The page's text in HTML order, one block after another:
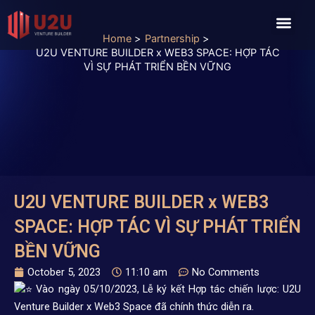
Skip
content
Home
Partnership
U2U VENTURE BUILDER x WEB3 SPACE: HỢP TÁC
VÌ SỰ PHÁT TRIỂN BỀN VỮNG
U2U VENTURE BUILDER x WEB3
SPACE: HỢP TÁC VÌ SỰ PHÁT TRIỂN
BỀN VỮNG
October 5, 2023 11:10 am
No Comments
Vào ngày 05/10/2023, Lễ ký kết Hợp tác chiến lược: U2U
Venture Builder x Web3 Space đã chính thức diễn ra.